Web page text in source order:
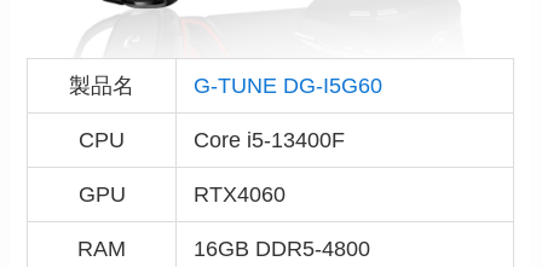
製品名 G-TUNE DG-I5G60
CPU Core i5-13400F
GPU RTX4060
RAM 16GB DDR5-4800